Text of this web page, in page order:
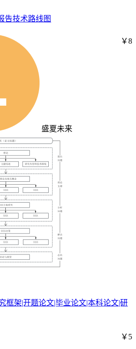
告技术路线图
盛夏未来
￥8
框架|开题论文|毕业论文|本科论文|研
￥5